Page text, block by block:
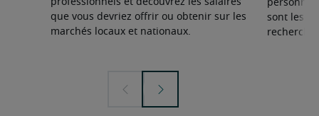
professionnels et découvrez les salaires
que vous devriez offrir ou obtenir sur les
marchés locaux et nationaux.
personnel
sont les